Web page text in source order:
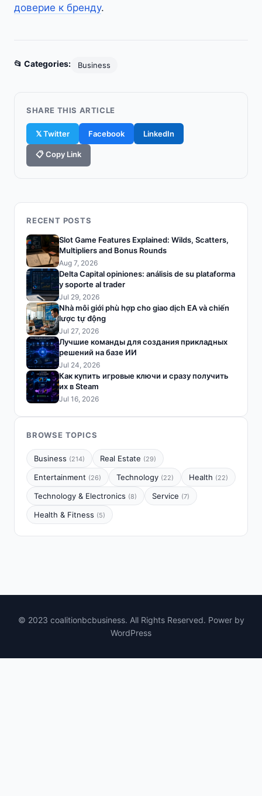
доверие к бренду.
📂 Categories: Business
SHARE THIS ARTICLE
𝕏 Twitter Facebook LinkedIn
📋 Copy Link
RECENT POSTS
Slot Game Features Explained: Wilds, Scatters,
Multipliers and Bonus Rounds
Aug 7, 2026
Delta Capital opiniones: análisis de su plataforma
y soporte al trader
Jul 29, 2026
Nhà môi giới phù hợp cho giao dịch EA và chiến
lược tự động
Jul 27, 2026
Лучшие команды для создания прикладных
решений на базе ИИ
Jul 24, 2026
Как купить игровые ключи и сразу получить
их в Steam
Jul 16, 2026
BROWSE TOPICS
Business (214) Real Estate (29)
Entertainment (26) Technology (22) Health (22)
Technology & Electronics (8) Service (7)
Health & Fitness (5)
© 2023 coalitionbcbusiness. All Rights Reserved. Power by
WordPress